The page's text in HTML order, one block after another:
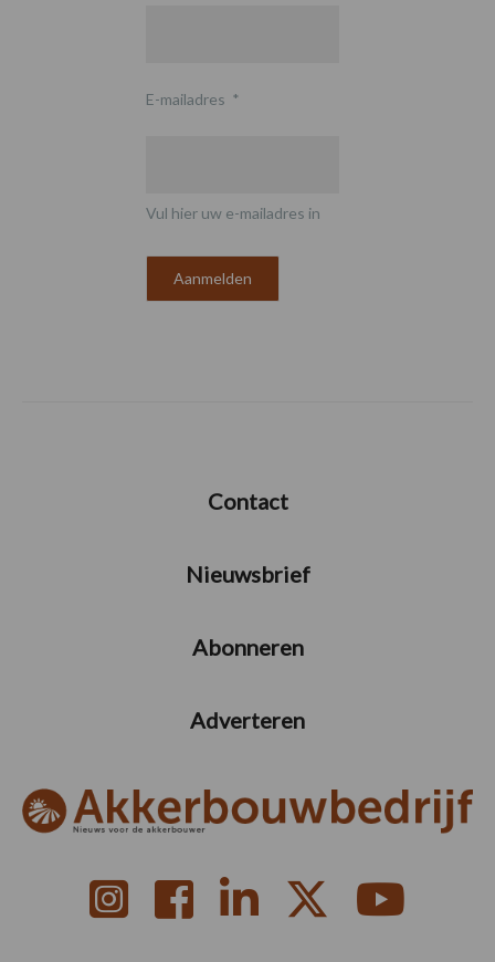
E-mailadres *
Vul hier uw e-mailadres in
Contact
Nieuwsbrief
Abonneren
Adverteren